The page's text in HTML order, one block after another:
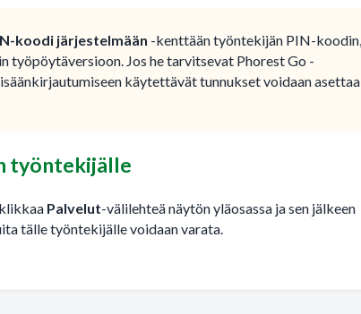
koodi järjestelmään -kenttään työntekijän PIN-koodin,
työpöytäversioon. Jos he tarvitsevat Phorest Go -
käytettävät tunnukset voidaan asettaa
työntekijälle
Palvelut-välilehteä näytön yläosassa ja sen jälkeen
tälle työntekijälle voidaan varata.